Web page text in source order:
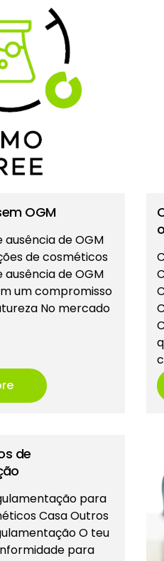
OGM
de OGM
de cosméticos
de OGM
um compromisso
No mercado
de
para
Casa Outros
O teu
para